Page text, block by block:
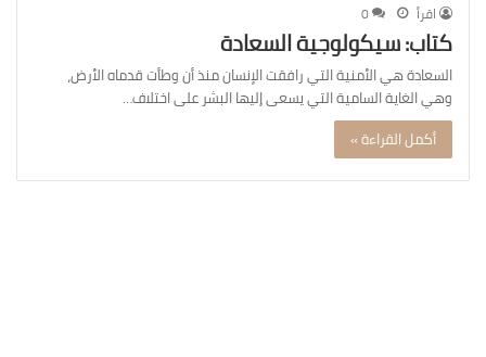
اقرأ
0
كتاب: سيكولوجية السعادة
السعادة هي الأمنية التي رافقت الإنسان منذ أن وطأت قدماه الأرض،
وهي الغاية السامية التي يسعى إليها البشر على اختلاف…
أكمل القراءة »